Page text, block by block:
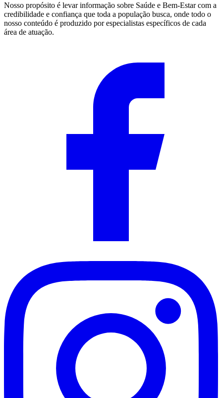
Nosso propósito é levar informação sobre Saúde e Bem-Estar com a
credibilidade e confiança que toda a população busca, onde todo o
nosso conteúdo é produzido por especialistas específicos de cada
área de atuação.